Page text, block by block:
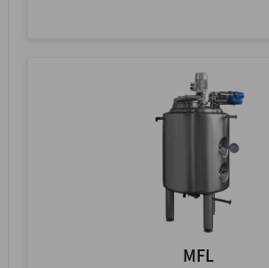
MFL